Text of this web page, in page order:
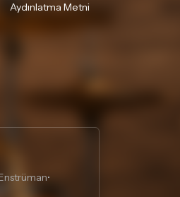
Aydınlatma Metni
•